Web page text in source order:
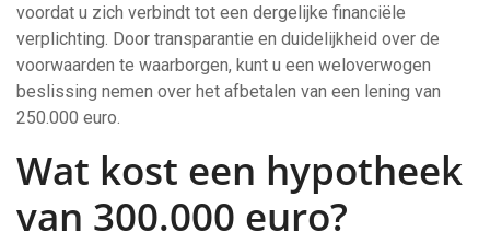
voordat u zich verbindt tot een dergelijke financiële
verplichting. Door transparantie en duidelijkheid over de
voorwaarden te waarborgen, kunt u een weloverwogen
beslissing nemen over het afbetalen van een lening van
250.000 euro.
Wat kost een hypotheek
van 300.000 euro?